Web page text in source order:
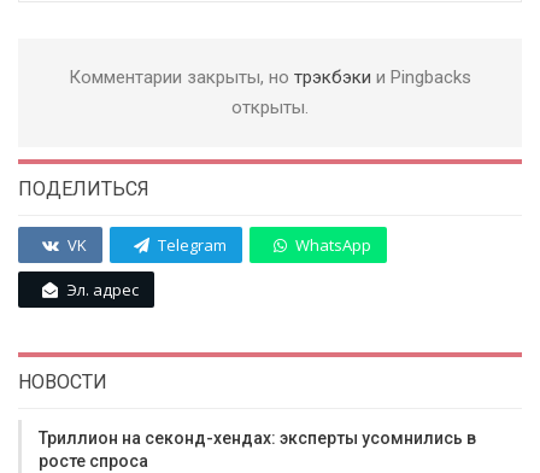
Комментарии закрыты, но трэкбэки и Pingbacks
открыты.
ПОДЕЛИТЬСЯ
VK Telegram WhatsApp
Эл. адрес
НОВОСТИ
Триллион на секонд-хендах: эксперты усомнились в
росте спроса